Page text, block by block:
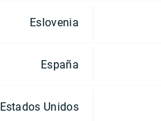
Eslovenia
España
Estados Unidos